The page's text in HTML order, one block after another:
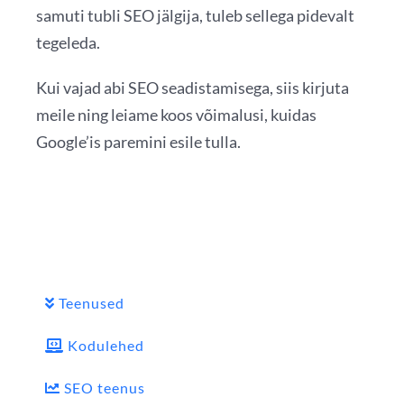
samuti tubli SEO jälgija, tuleb sellega pidevalt
tegeleda.
Kui vajad abi SEO seadistamisega, siis kirjuta
meile ning leiame koos võimalusi, kuidas
Google’is paremini esile tulla.
Teenused
Kodulehed
SEO teenus